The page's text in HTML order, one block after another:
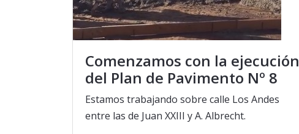
Comenzamos con la ejecución
del Plan de Pavimento Nº 8
Estamos trabajando sobre calle Los Andes
entre las de Juan XXIII y A. Albrecht.